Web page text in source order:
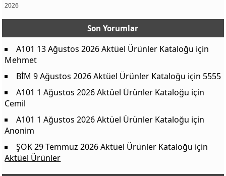
2026
Son Yorumlar
A101 13 Ağustos 2026 Aktüel Ürünler Kataloğu için
Mehmet
BİM 9 Ağustos 2026 Aktüel Ürünler Kataloğu için 5555
A101 1 Ağustos 2026 Aktüel Ürünler Kataloğu için
Cemil
A101 1 Ağustos 2026 Aktüel Ürünler Kataloğu için
Anonim
ŞOK 29 Temmuz 2026 Aktüel Ürünler Kataloğu için
Aktüel Ürünler